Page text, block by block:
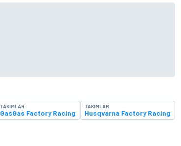
TAKIMLAR
GasGas Factory Racing
TAKIMLAR
Husqvarna Factory Racing